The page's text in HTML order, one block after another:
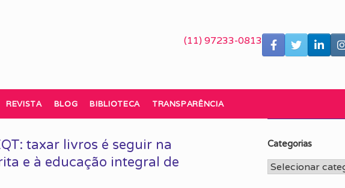
(11) 97233-0813
REVISTA BLOG BIBLIOTECA TRANSPARÊNCIA
taxar livros é seguir na
e à educação integral de
Categorias
Categorias